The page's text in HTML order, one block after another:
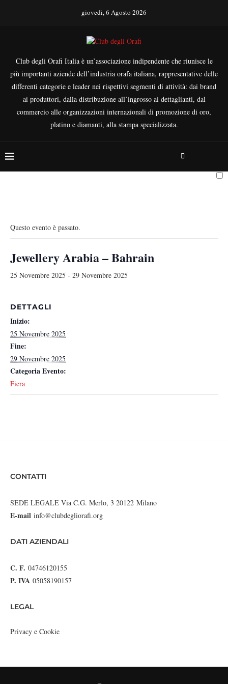
giovedì, 6 Agosto 2026
Club degli Orafi Italia è un’associazione indipendente che riunisce le
più importanti aziende dell’industria orafa italiana, rappresentative delle
differenti categorie e leader nei rispettivi segmenti di attività: dai brand
ai produttori, dalla distribuzione all’ingrosso ai dettaglianti, dal
commercio alle organizzazioni internazionali di promozione di oro,
platino e diamanti, alla stampa specializzata.
Questo evento è passato.
Jewellery Arabia – Bahrain
25 Novembre 2025 - 29 Novembre 2025
DETTAGLI
Inizio:
25 Novembre 2025
Fine:
29 Novembre 2025
Categoria Evento:
Fiera
CONTATTI
SEDE LEGALE Via C.G. Merlo, 3 20122 Milano
E-mail info@clubdegliorafi.org
DATI AZIENDALI
C. F. 04746120155
P. IVA 05058190157
LEGAL
Privacy e Cookie